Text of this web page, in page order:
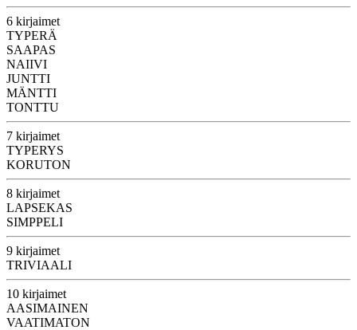
6 kirjaimet
TYPERÄ
SAAPAS
NAIIVI
JUNTTI
MÄNTTI
TONTTU
7 kirjaimet
TYPERYS
KORUTON
8 kirjaimet
LAPSEKAS
SIMPPELI
9 kirjaimet
TRIVIAALI
10 kirjaimet
AASIMAINEN
VAATIMATON